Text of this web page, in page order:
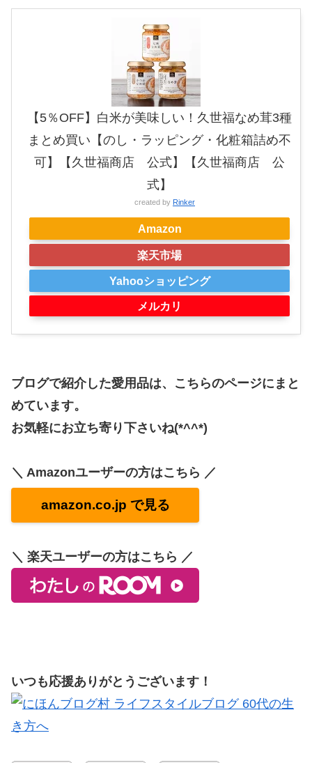
【5％OFF】白米が美味しい！久世福なめ茸3種
まとめ買い【のし・ラッピング・化粧箱詰め不
可】【久世福商店 公式】【久世福商店 公
式】
created by Rinker
Amazon
楽天市場
Yahooショッピング
メルカリ
ブログで紹介した愛用品は、こちらのページにまと
めています。
お気軽にお立ち寄り下さいね(*^^*)
＼ Amazonユーザーの方はこちら ／
amazon.co.jp で見る
＼ 楽天ユーザーの方はこちら ／
いつも応援ありがとうございます！